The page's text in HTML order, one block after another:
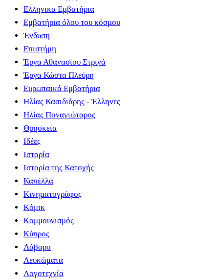
Ελληνικα Εμβατήρια
Εμβατήρια όλου του κόσμου
Ένδυση
Επιστήμη
Έργα Αθανασίου Στριγά
Έργα Κώστα Πλεύρη
Ευρωπαικά Εμβατήρια
Ηλίας Κασιδιάρης - Έλληνες
Ηλίας Παναγιώταρος
Θρησκεία
Ιδέες
Ιστορία
Ιστορία της Κατοχής
Καπέλλα
Κινηματογράφος
Κόμικ
Κομμουνισμός
Κύπρος
Λάβαρο
Λευκώματα
Λογοτεχνία